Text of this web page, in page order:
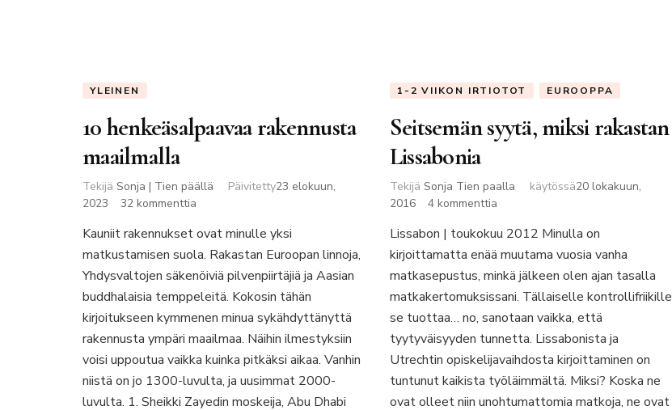
YLEINEN
10 henkeäsalpaavaa rakennusta
maailmalla
Tekijä Sonja | Tien päällä Päivitetty23 elokuun,
2023
32 kommenttia
henkeäsalpaavaa
rakennusta
maailmalla
Kauniit rakennukset ovat minulle yksi
matkustamisen suola. Rakastan Euroopan linnoja,
Yhdysvaltojen säkenöiviä pilvenpiirtäjiä ja Aasian
buddhalaisia temppeleitä. Kokosin tähän
kirjoitukseen kymmenen minua sykähdyttänyttä
rakennusta ympäri maailmaa. Näihin ilmestyksiin
voisi uppoutua vaikka kuinka pitkäksi aikaa. Vanhin
niistä on jo 1300-luvulta, ja uusimmat 2000-
luvulta. 1. Sheikki Zayedin moskeija, Abu Dhabi
1-2 VIIKON IRTIOTOT EUROOPPA
Seitsemän syytä, miksi rakastan
Lissabonia
Tekijä Sonja Tien paalla käytössä20 lokakuun,
2016
4 kommenttiaartikkeliin
syytä,
miksi
rakastan
Lissabonia
Lissabon | toukokuu 2012 Minulla on
kirjoittamatta enää muutama vuosia vanha
matkasepustus, minkä jälkeen olen ajan tasalla
matkakertomuksissani. Tällaiselle kontrollifriikille
se tuottaa… no, sanotaan vaikka, että
tyytyväisyyden tunnetta. Lissabonista ja
Utrechtin opiskelijavaihdosta kirjoittaminen on
tuntunut kaikista työläimmältä. Miksi? Koska ne
ovat olleet niin unohtumattomia matkoja, ne ovat